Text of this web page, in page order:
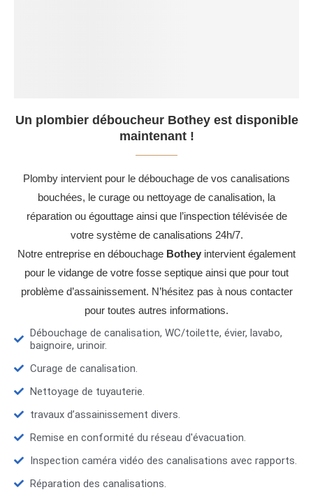
Un plombier déboucheur Bothey est disponible
maintenant !
Plomby intervient pour le débouchage de vos canalisations
bouchées, le curage ou nettoyage de canalisation, la
réparation ou égouttage ainsi que l’inspection télévisée de
votre système de canalisations 24h/7.
Notre entreprise en débouchage Bothey intervient également
pour le vidange de votre fosse septique ainsi que pour tout
problème d’assainissement. N’hésitez pas à nous contacter
pour toutes autres informations.
Débouchage de canalisation, WC/toilette, évier, lavabo,
baignoire, urinoir.
Curage de canalisation.
Nettoyage de tuyauterie.
travaux d’assainissement divers.
Remise en conformité du réseau d'évacuation.
Inspection caméra vidéo des canalisations avec rapports.
Réparation des canalisations.